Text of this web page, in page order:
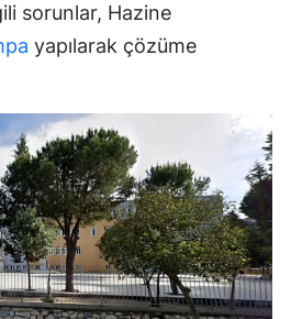
sorunlar, Hazine
yapılarak çözüme